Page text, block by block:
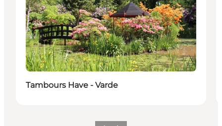
Tambours Have - Varde